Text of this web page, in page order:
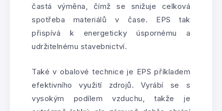
častá výměna, čímž se snižuje celková
spotřeba materiálů v čase. EPS tak
přispívá k energeticky úspornému a
udržitelnému stavebnictví.
Také v obalové technice je EPS příkladem
efektivního využití zdrojů. Vyrábí se s
vysokým podílem vzduchu, takže je